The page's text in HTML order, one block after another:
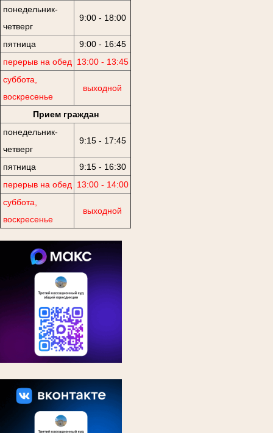
понедельник-
четверг
9:00 - 18:00
пятница
9:00 - 16:45
перерыв на обед
13:00 - 13:45
суббота,
воскресенье
выходной
Прием граждан
понедельник-
четверг
9:15 - 17:45
пятница
9:15 - 16:30
перерыв на обед
13:00 - 14:00
суббота,
воскресенье
выходной